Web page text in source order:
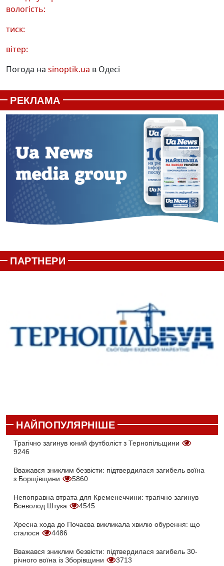
вологість:
тиск:
вітер:
Погода на sinoptik.ua в Одесі
РЕКЛАМА
ПАРТНЕРИ
НАЙПОПУЛЯРНІШЕ
Трагічно загинув юний футболіст з Тернопільщини
9246
Вважався зниклим безвісти: підтвердилася загибель воїна
з Борщівщини
5860
Непоправна втрата для Кременеччини: трагічно загинув
Всеволод Штука
4545
Хресна хода до Почаєва викликала хвилю обурення: що
сталося
4486
Вважався зниклим безвісти: підтвердилася загибель 30-
річного воїна із Зборівщини
3713